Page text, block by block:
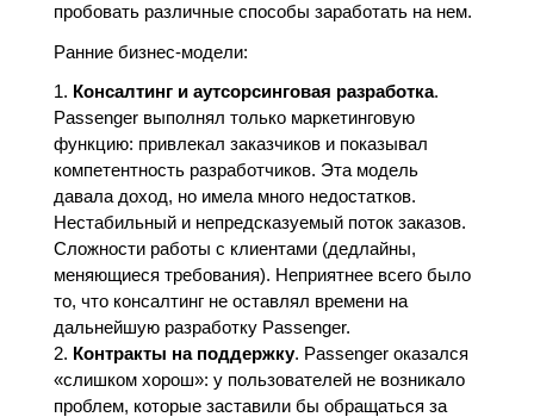
пробовать различные способы заработать на нем.
Ранние бизнес-модели:
Консалтинг и аутсорсинговая разработка.
Passenger выполнял только маркетинговую
функцию: привлекал заказчиков и показывал
компетентность разработчиков. Эта модель
давала доход, но имела много недостатков.
Нестабильный и непредсказуемый поток заказов.
Сложности работы с клиентами (дедлайны,
меняющиеся требования). Неприятнее всего было
то, что консалтинг не оставлял времени на
дальнейшую разработку Passenger.
Контракты на поддержку. Passenger оказался
«слишком хорош»: у пользователей не возникало
проблем, которые заставили бы обращаться за